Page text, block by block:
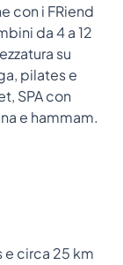
con i FRiend
da 4 a 12
su
pilates e
SPA con
e hammam.
e circa 25 km